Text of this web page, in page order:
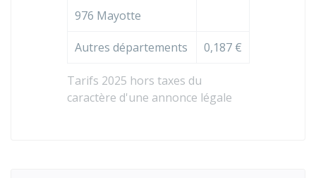
Tarifs 2025 hors taxes du
caractère d'une annonce légale
976 Mayotte
Autres départements 0,187 €